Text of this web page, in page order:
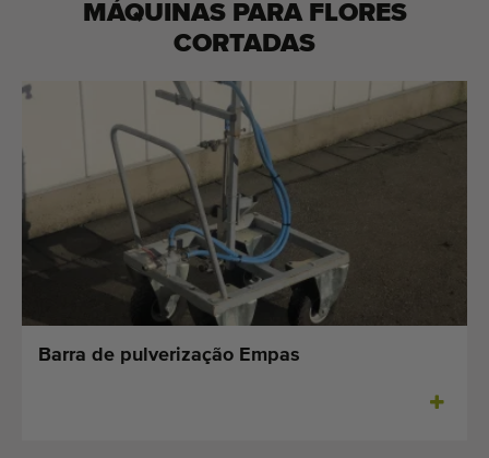
MÁQUINAS PARA FLORES
CORTADAS
Barra de pulverização Empas